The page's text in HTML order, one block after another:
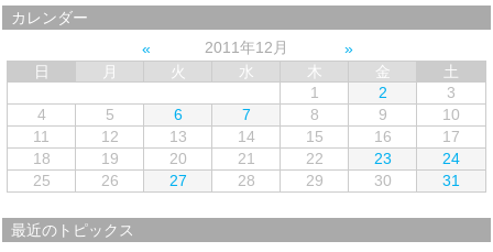
カレンダー
2011年12月
日
月 火 水 木 金
土
1
2
3
4
5 6 7 8 9
10
11
12 13 14 15 16
17
18
19 20 21 22 23
24
25
26 27 28 29 30 31
最近のトピックス